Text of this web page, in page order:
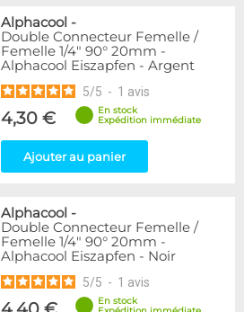
Alphacool -
Double Connecteur Femelle /
Femelle 1/4" 90° 20mm -
Alphacool Eiszapfen - Argent
5/5 - 1 avis
4,30 €
En stock
Expédition immédiate
Ajouter au panier
Alphacool -
Double Connecteur Femelle /
Femelle 1/4" 90° 20mm -
Alphacool Eiszapfen - Noir
5/5 - 1 avis
En stock